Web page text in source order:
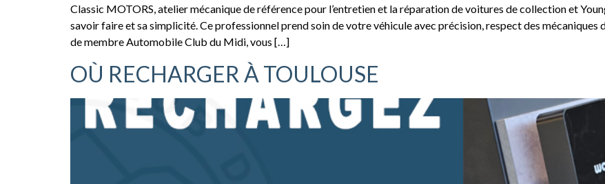
Classic MOTORS, atelier mécanique de référence pour l’entretien et la réparation de voitures de collection et
savoir faire et sa simplicité. Ce professionnel prend soin de votre véhicule avec précision, respect des mécaniques
de membre Automobile Club du Midi, vous […]
OÙ RECHARGER À TOULOUSE